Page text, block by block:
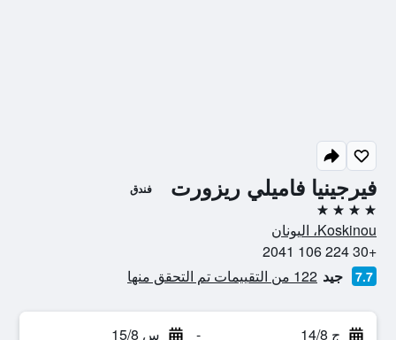
فيرجينيا فاميلي ريزورت فندق
4 نجوم
Koskinou، اليونان
+30 224 106 2041
7.7 جيد 122 من التقييمات تم التحقق منها
ج 14/8 - س 15/8